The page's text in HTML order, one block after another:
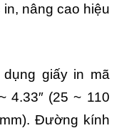
nâng cao hiệu
giấy in mã
4.33″ (25 ~ 110
Đường kính